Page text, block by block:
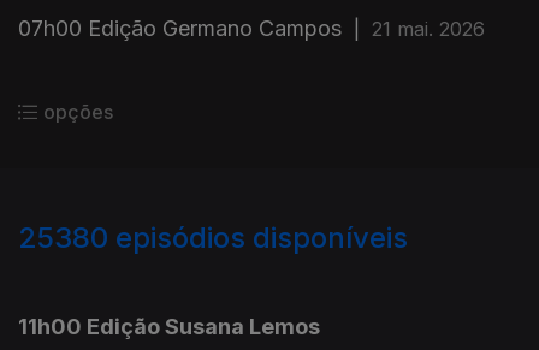
07h00 Edição Germano Campos 21 mai. 2026
opções
25380 episódios disponíveis
11h00 Edição Susana Lemos